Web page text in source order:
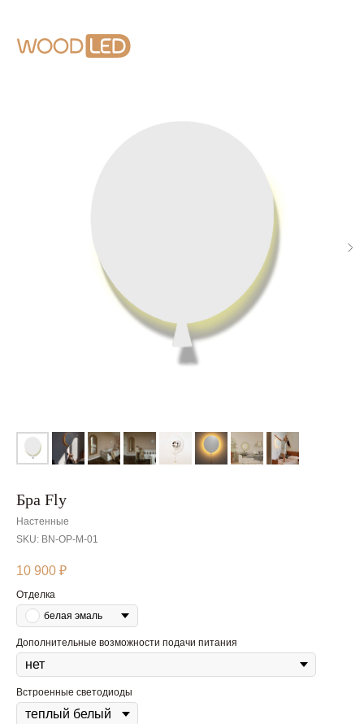
Бра Fly
Настенные
SKU: BN-OP-M-01
10 900 ₽
Отделка
белая эмаль
Дополнительные возможности подачи питания
Встроенные светодиоды